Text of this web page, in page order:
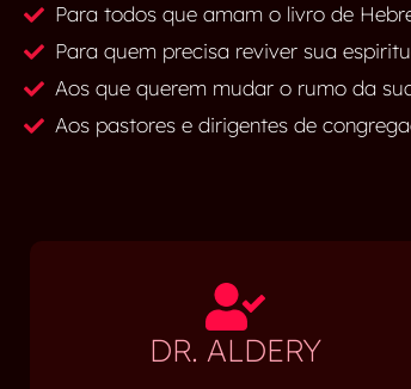
Para todos que amam o livro de
Para quem precisa reviver sua
Aos que querem mudar o rumo da
Aos pastores e dirigentes de
DR. ALDERY